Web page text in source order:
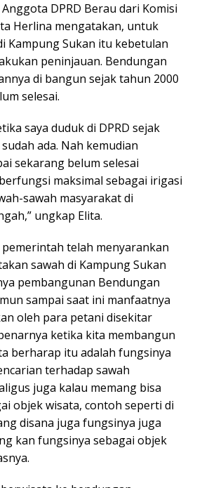
DPRD Berau dari Komisi
Herlina mengatakan, untuk
Kampung Sukan itu kebetulan
peninjauan. Bendungan
di bangun sejak tahun 2000
selesai.
saya duduk di DPRD sejak
ada. Nah kemudian
sekarang belum selesai
maksimal sebagai irigasi
sawah masyarakat di
ungkap Elita.
telah menyarankan
sawah di Kampung Sukan
pembangunan Bendungan
sampai saat ini manfaatnya
oleh para petani disekitar
ketika kita membangun
berharap itu adalah fungsinya
terhadap sawah
juga kalau memang bisa
objek wisata, contoh seperti di
disana juga fungsinya juga
kan fungsinya sebagai objek